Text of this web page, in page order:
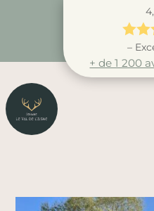

–
+ de 1 200